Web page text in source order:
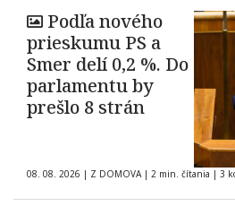
Podľa nového
prieskumu PS a
Smer delí 0,2 %. Do
parlamentu by
prešlo 8 strán
08. 08. 2026 | Z DOMOVA | 2 min. čítania | 3